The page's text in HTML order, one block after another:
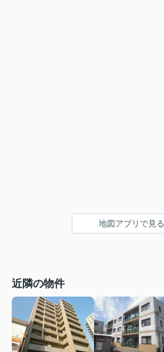
地図アプリで見る
近隣の物件